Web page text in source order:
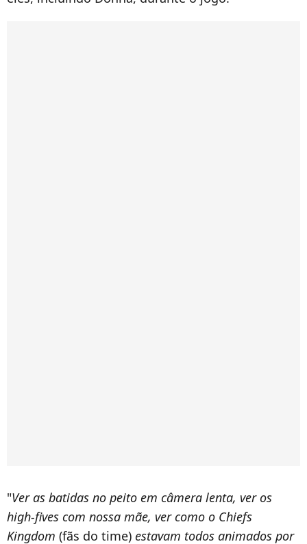
"Ver as batidas no peito em câmera lenta, ver os
high-fives com nossa mãe, ver como o Chiefs
Kingdom (fãs do time) estavam todos animados por